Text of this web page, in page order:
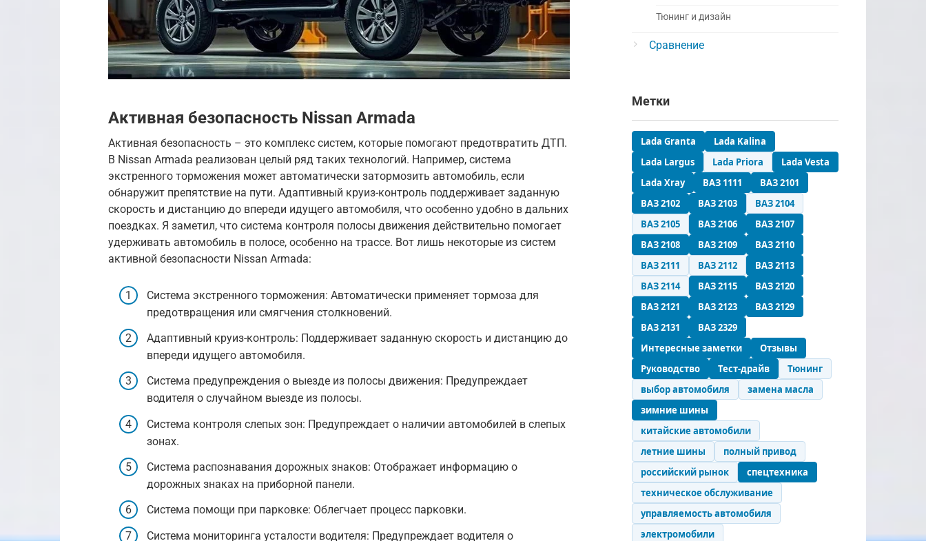
Активная безопасность Nissan Armada
Активная безопасность – это комплекс систем, которые помогают предотвратить ДТП.
В Nissan Armada реализован целый ряд таких технологий. Например, система
экстренного торможения может автоматически затормозить автомобиль, если
обнаружит препятствие на пути. Адаптивный круиз-контроль поддерживает заданную
скорость и дистанцию до впереди идущего автомобиля, что особенно удобно в дальних
поездках. Я заметил, что система контроля полосы движения действительно помогает
удерживать автомобиль в полосе, особенно на трассе. Вот лишь некоторые из систем
активной безопасности Nissan Armada:
Система экстренного торможения: Автоматически применяет тормоза для
предотвращения или смягчения столкновений.
Адаптивный круиз-контроль: Поддерживает заданную скорость и дистанцию до
впереди идущего автомобиля.
Система предупреждения о выезде из полосы движения: Предупреждает
водителя о случайном выезде из полосы.
Система контроля слепых зон: Предупреждает о наличии автомобилей в слепых
зонах.
Система распознавания дорожных знаков: Отображает информацию о
дорожных знаках на приборной панели.
Система помощи при парковке: Облегчает процесс парковки.
Система мониторинга усталости водителя: Предупреждает водителя о
Тюнинг и дизайн
Сравнение
Метки
Lada Granta
Lada Kalina
Lada Largus
Lada Priora
Lada Vesta
Lada Xray
ВАЗ 1111
ВАЗ 2101
ВАЗ 2102
ВАЗ 2103
ВАЗ 2104
ВАЗ 2105
ВАЗ 2106
ВАЗ 2107
ВАЗ 2108
ВАЗ 2109
ВАЗ 2110
ВАЗ 2111
ВАЗ 2112
ВАЗ 2113
ВАЗ 2114
ВАЗ 2115
ВАЗ 2120
ВАЗ 2121
ВАЗ 2123
ВАЗ 2129
ВАЗ 2131
ВАЗ 2329
Интересные заметки
Отзывы
Руководство
Тест-драйв
Тюнинг
выбор автомобиля
замена масла
зимние шины
китайские автомобили
летние шины
полный привод
российский рынок
спецтехника
техническое обслуживание
управляемость автомобиля
электромобили